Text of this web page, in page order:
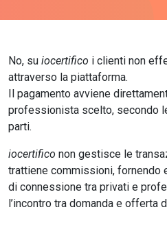
No, su iocertifico i clienti non
attraverso la piattaforma.
Il pagamento avviene
professionista scelto, secondo
parti.
iocertifico non gestisce le
trattiene commissioni, fornendo
di connessione tra privati e
l’incontro tra domanda e offerta